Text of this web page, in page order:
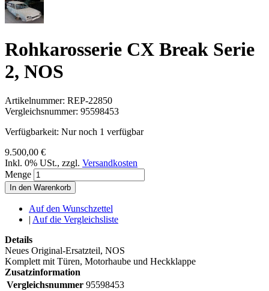
Rohkarosserie CX Break Serie
2, NOS
Artikelnummer: REP-22850
Vergleichsnummer: 95598453
Verfügbarkeit: Nur noch 1 verfügbar
9.500,00 €
Inkl. 0% USt., zzgl. Versandkosten
Menge
In den Warenkorb
Auf den Wunschzettel
| Auf die Vergleichsliste
Details
Neues Original-Ersatzteil, NOS
Komplett mit Türen, Motorhaube und Heckklappe
Zusatzinformation
Vergleichsnummer 95598453